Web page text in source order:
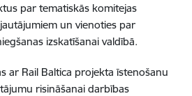
par tematiskās komitejas
un vienoties par
izskatīšanai valdībā.
ar Rail Baltica projekta īstenošanu
risināšanai darbības